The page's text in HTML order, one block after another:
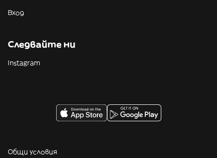
Вход
Следвайте ни
Instagram
Общи условия